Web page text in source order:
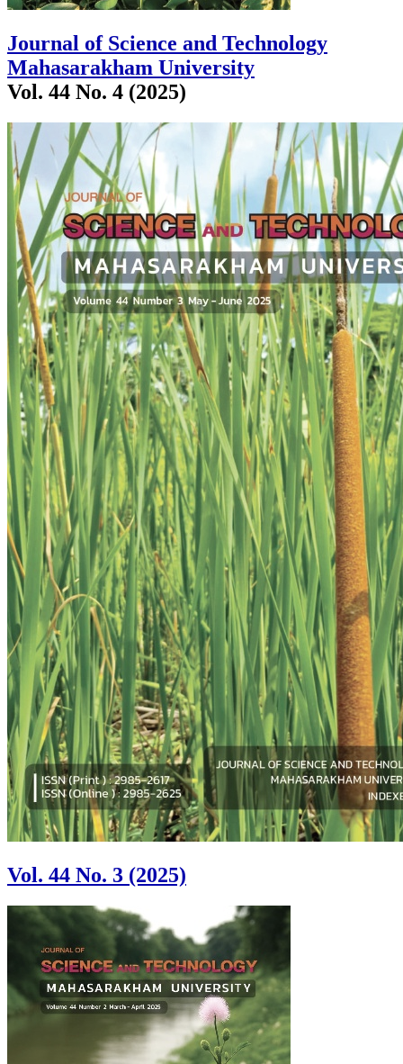
Journal of Science and Technology
Mahasarakham University
Vol. 44 No. 4 (2025)
Vol. 44 No. 3 (2025)